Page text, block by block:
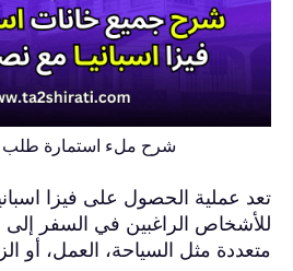
شرح ملء استمارة طلب
تعد عملية الحصول على فيزا
للأشخاص الراغبين في السفر إلى
متعددة مثل السياحة، العمل، أو